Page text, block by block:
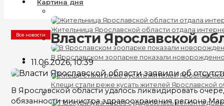
Картина дня
Жительница Ярославской области отдала
В Ярославском зоопарке показали
Клещи стали реже кусать жителей Ярославской
Все новости Власти Ярославской
11.06.2026, 10:39
В Ярославской области удалось ликвидировать
обязанности министра здравоохранения региона